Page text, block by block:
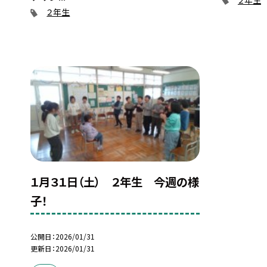
２年生
１月３１日（土） ２年生 今週の様
子！
公開日 2026/01/31
更新日 2026/01/31